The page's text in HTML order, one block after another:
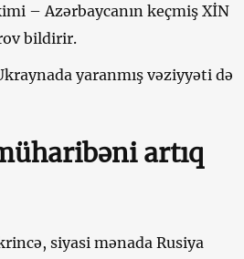
– Azərbaycanın keçmiş XİN
bildirir.
yaranmış vəziyyəti də
artıq
siyasi mənada Rusiya